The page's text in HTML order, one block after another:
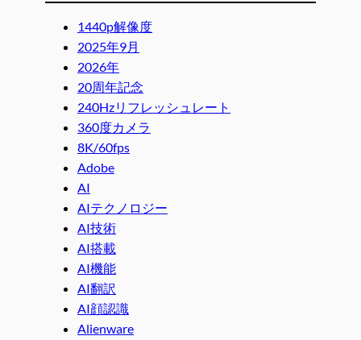
1440p解像度
2025年9月
2026年
20周年記念
240Hzリフレッシュレート
360度カメラ
8K/60fps
Adobe
AI
AIテクノロジー
AI技術
AI搭載
AI機能
AI翻訳
AI顔認識
Alienware